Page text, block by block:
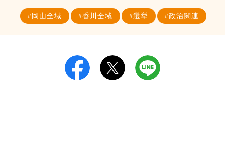
岡山全域 香川全域 選挙 政治関連